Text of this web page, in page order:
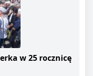
w 25 rocznicę